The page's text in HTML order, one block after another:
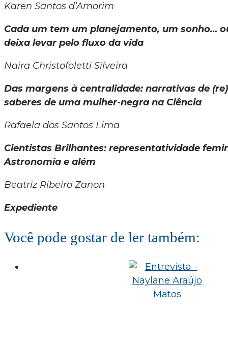
Karen Santos d’Amorim
Cada um tem um planejamento, um sonho…
deixa levar pelo fluxo da vida
Naira Christofoletti Silveira
Das margens à centralidade: narrativas de
saberes de uma mulher-negra na Ciência
Rafaela dos Santos Lima
Cientistas Brilhantes: representatividade
Astronomia e além
Beatriz Ribeiro Zanon
Expediente
Você pode gostar de ler também: